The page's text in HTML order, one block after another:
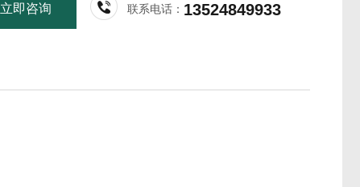
立即咨询 联系电话： 13524849933